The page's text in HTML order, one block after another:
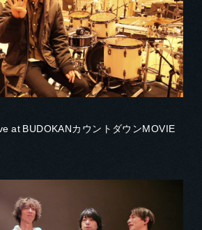
at BUDOKANカウントダウンMOVIE